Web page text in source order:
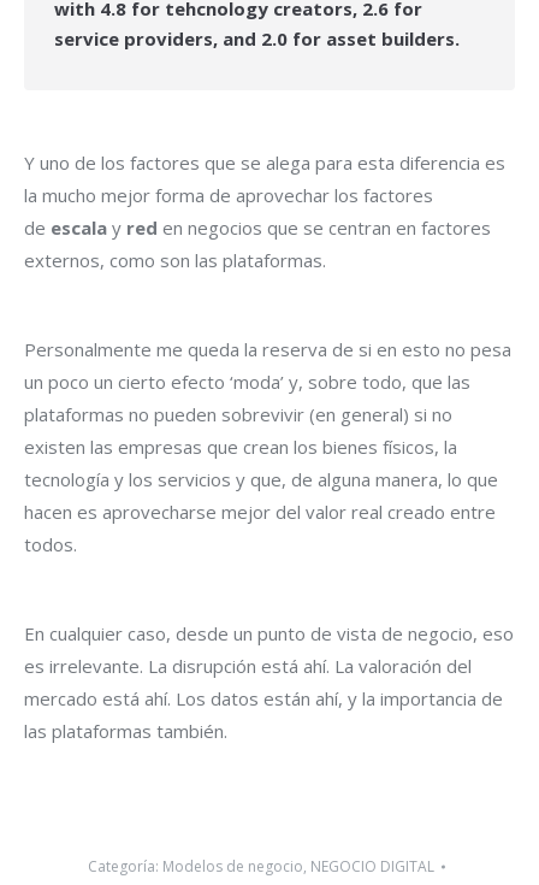
with 4.8 for tehcnology creators, 2.6 for
service providers, and 2.0 for asset builders.
Y uno de los factores que se alega para esta diferencia es
la mucho mejor forma de aprovechar los factores
de escala y red en negocios que se centran en factores
externos, como son las plataformas.
Personalmente me queda la reserva de si en esto no pesa
un poco un cierto efecto ‘moda’ y, sobre todo, que las
plataformas no pueden sobrevivir (en general) si no
existen las empresas que crean los bienes físicos, la
tecnología y los servicios y que, de alguna manera, lo que
hacen es aprovecharse mejor del valor real creado entre
todos.
En cualquier caso, desde un punto de vista de negocio, eso
es irrelevante. La disrupción está ahí. La valoración del
mercado está ahí. Los datos están ahí, y la importancia de
las plataformas también.
Categoría: Modelos de negocio, NEGOCIO DIGITAL